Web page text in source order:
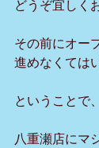
どうぞ宜しく
その前にオー
進めなくては
ということで、
八重瀬店にマ